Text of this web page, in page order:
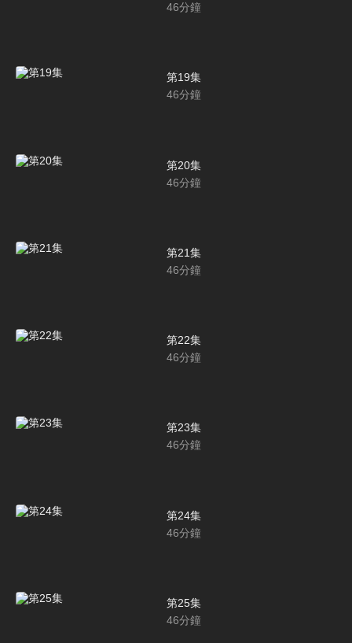
46分鐘
第19集
46分鐘
第20集
46分鐘
第21集
46分鐘
第22集
46分鐘
第23集
46分鐘
第24集
46分鐘
第25集
46分鐘